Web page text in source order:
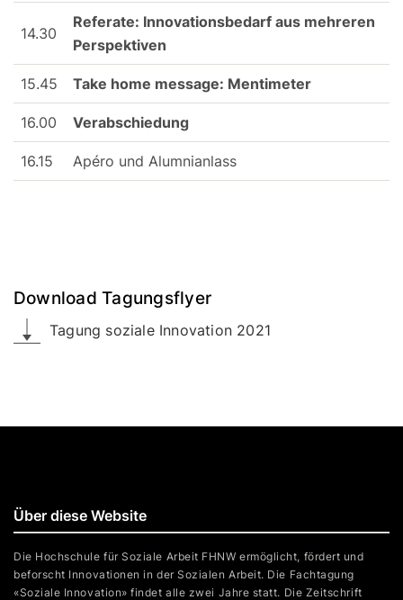
14.30
Referate: Innovationsbedarf aus mehreren
Perspektiven
15.45 Take home message: Mentimeter
16.00 Verabschiedung
16.15 Apéro und Alumnianlass
Download Tagungsflyer
Tagung soziale Innovation 2021
Über diese Website
Die Hochschule für Soziale Arbeit FHNW ermöglicht, fördert und
beforscht Innovationen in der Sozialen Arbeit. Die Fachtagung
«Soziale Innovation» findet alle zwei Jahre statt. Die Zeitschrift